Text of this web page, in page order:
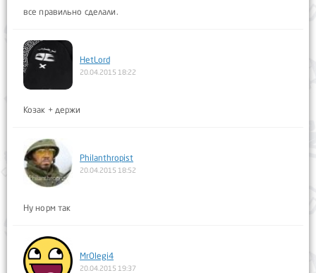
все правильно сделали.
HetLord
20.04.2015 18:22
Козак + держи
Philanthropist
20.04.2015 18:52
Ну норм так
MrOlegi4
20.04.2015 19:37